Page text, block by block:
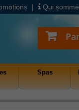
| Qui
Spas